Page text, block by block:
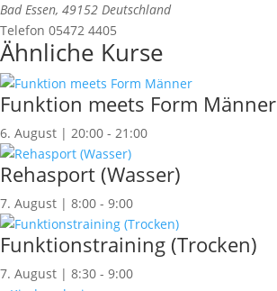
Bad Essen, 49152 Deutschland
Telefon 05472 4405
Ähnliche Kurse
Funktion meets Form Männer
6. August | 20:00 - 21:00
Rehasport (Wasser)
7. August | 8:00 - 9:00
Funktionstraining (Trocken)
7. August | 8:30 - 9:00